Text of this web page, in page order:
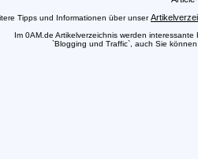
Tipps und Informationen über unser
Im 0AM.de Artikelverzeichnis werden
`Blogging und Traffic`, auch Sie